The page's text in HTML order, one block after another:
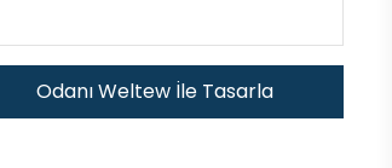
Odanı Weltew İle Tasarla